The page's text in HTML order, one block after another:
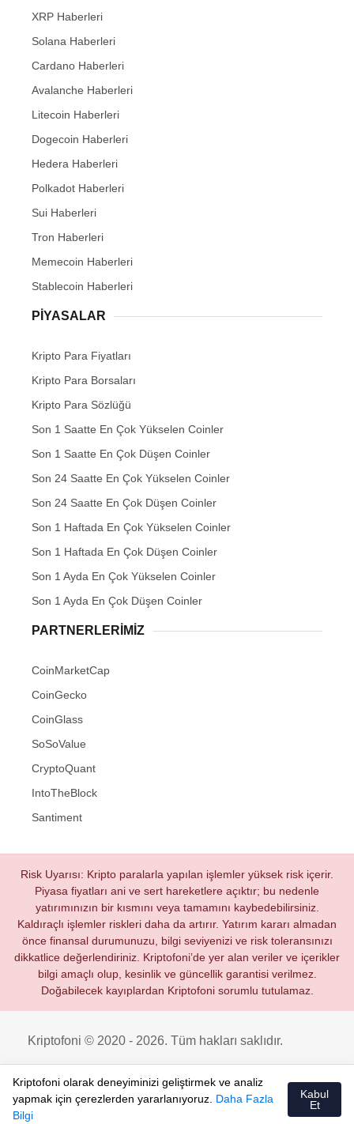
XRP Haberleri
Solana Haberleri
Cardano Haberleri
Avalanche Haberleri
Litecoin Haberleri
Dogecoin Haberleri
Hedera Haberleri
Polkadot Haberleri
Sui Haberleri
Tron Haberleri
Memecoin Haberleri
Stablecoin Haberleri
PIYASALAR
Kripto Para Fiyatları
Kripto Para Borsaları
Kripto Para Sözlüğü
Son 1 Saatte En Çok Yükselen Coinler
Son 1 Saatte En Çok Düşen Coinler
Son 24 Saatte En Çok Yükselen Coinler
Son 24 Saatte En Çok Düşen Coinler
Son 1 Haftada En Çok Yükselen Coinler
Son 1 Haftada En Çok Düşen Coinler
Son 1 Ayda En Çok Yükselen Coinler
Son 1 Ayda En Çok Düşen Coinler
PARTNERLERIMIZ
CoinMarketCap
CoinGecko
CoinGlass
SoSoValue
CryptoQuant
IntoTheBlock
Santiment
Risk Uyarısı: Kripto paralarla yapılan işlemler yüksek risk içerir.
Piyasa fiyatları ani ve sert hareketlere açıktır; bu nedenle
yatırımınızın bir kısmını veya tamamını kaybedebilirsiniz.
Kaldıraçlı işlemler riskleri daha da artırır. Yatırım kararı almadan
önce finansal durumunuzu, bilgi seviyenizi ve risk toleransınızı
dikkatlice değerlendiriniz. Kriptofoni’de yer alan veriler ve içerikler
bilgi amaçlı olup, kesinlik ve güncellik garantisi verilmez.
Doğabilecek kayıplardan Kriptofoni sorumlu tutulamaz.
Kriptofoni © 2020 - 2026. Tüm hakları saklıdır.
Kriptofoni olarak deneyiminizi geliştirmek ve analiz
yapmak için çerezlerden yararlanıyoruz. Daha Fazla
Bilgi
Kabul
Et